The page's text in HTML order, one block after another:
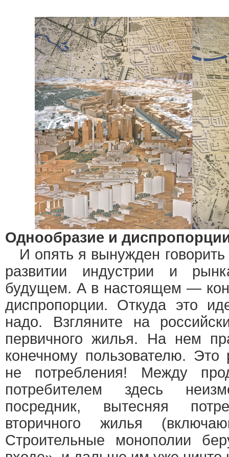
Однообразие и
И опять я вынужден
развитии индустрии и
будущем. А в настоящем —
диспропорции. Откуда это
надо. Взгляните на
первичного жилья. На нем
конечному пользователю.
не потребления! Между
потребителем здесь
посредник, вытесняя
вторичного жилья
Строительные монополии